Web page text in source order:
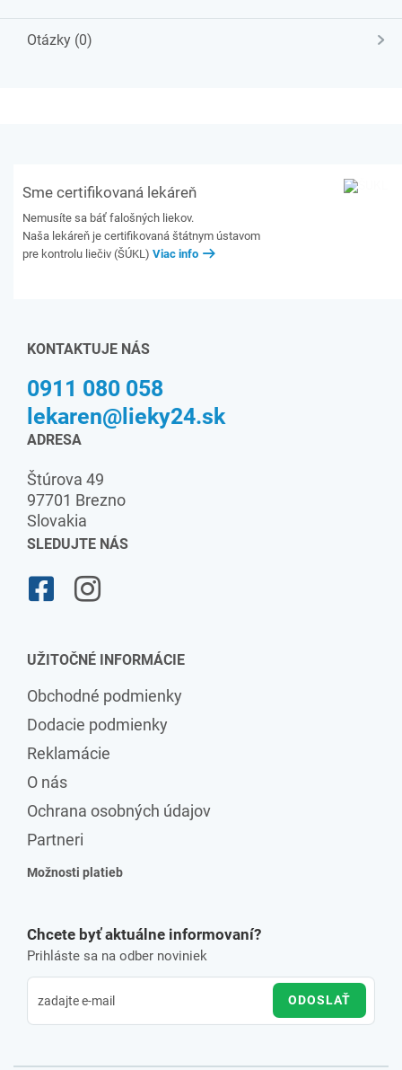
Otázky (0)
Sme certifikovaná lekáreň
Nemusíte sa báť falošných liekov.
Naša lekáreň je certifikovaná štátnym ústavom
pre kontrolu liečiv (ŠÚKL) Viac info
KONTAKTUJE NÁS
0911 080 058
lekaren@lieky24.sk
ADRESA
Štúrova 49
97701 Brezno
Slovakia
SLEDUJTE NÁS
UŽITOČNÉ INFORMÁCIE
Obchodné podmienky
Dodacie podmienky
Reklamácie
O nás
Ochrana osobných údajov
Partneri
Možnosti platieb
Chcete byť aktuálne informovaní?
Prihláste sa na odber noviniek
ODOSLAŤ